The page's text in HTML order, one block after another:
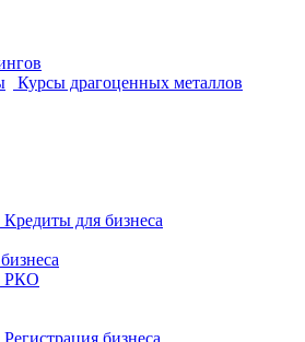
Курсы драгоценных металлов
Кредиты для бизнеса
РКО
Регистрация бизнеса